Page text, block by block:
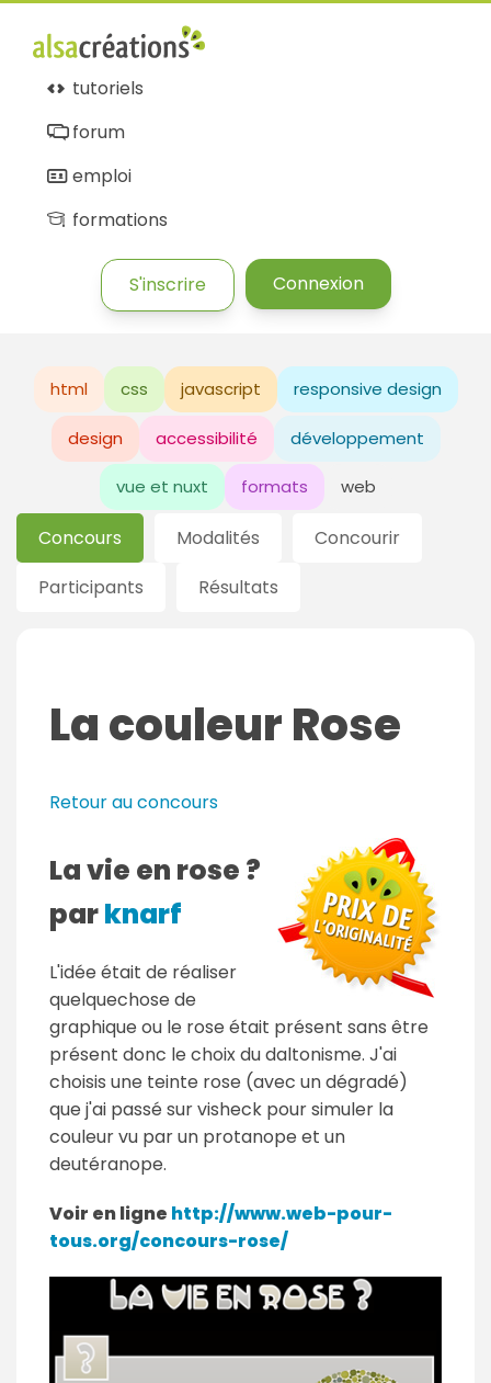
tutoriels
forum
emploi
formations
S'inscrire Connexion
html css javascript responsive design
design accessibilité développement
vue et nuxt formats web
Concours Modalités
Concourir
Participants
Résultats
La couleur Rose
Retour au concours
La vie en rose ?
parknarf
L'idée était de réaliser
quelquechose de
graphique ou le rose était présent sans être
présent donc le choix du daltonisme. J'ai
choisis une teinte rose (avec un dégradé)
que j'ai passé sur visheck pour simuler la
couleur vu par un protanope et un
deutéranope.
Voir en ligne http://www.web-pour-
tous.org/concours-rose/